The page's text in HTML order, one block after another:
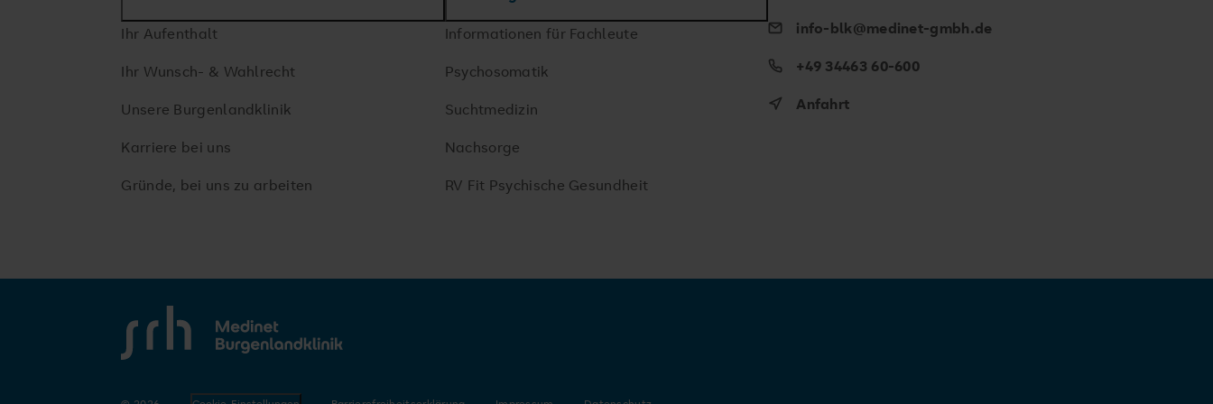
Ihr Aufenthalt
Ihr Wunsch- & Wahlrecht
Unsere Burgenlandklinik
Karriere bei uns
Gründe, bei uns zu arbeiten
Informationen für Fachleute
Psychosomatik
Suchtmedizin
Nachsorge
RV Fit Psychische Gesundheit
info-blk@medinet-gmbh.de
+49 34463 60-600
Anfahrt